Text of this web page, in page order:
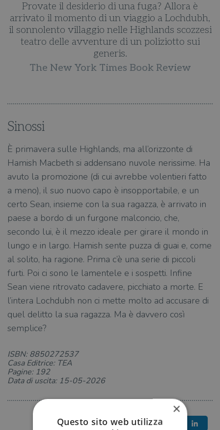
Provate il desiderio di una fuga? Allora è
arrivato il momento di un viaggio a Lochdubh,
il sonnolento villaggio nelle Highlands scozzesi
teatro delle avventure di un poliziotto sui
generis.
The New York Times Book Review
Sinossi
È primavera sulle Highlands, ma all’orizzonte di
Hamish Macbeth si addensano nuvole nerissime. Ha
avuto la promozione (di cui avrebbe volentieri fatto
a meno), il suo nuovo capo è insopportabile, e un
certo Sean, insieme con la sua ragazza, è arrivato in
paese a bordo di un furgone malconcio, che,
secondo lui, è il mezzo ideale per girare il mondo in
lungo e in largo. Hamish sente puzza di guai e, come
al solito, ha ragione. Prima c’è una serie di piccoli
furti. Poi ci sono le lamentele e i sospetti. Infine
Sean viene ritrovato cadavere, picchiato a morte. E
l’intera Lochdubh non ci mette molto ad accusare di
quel delitto la sua ragazza. Ma è davvero così
semplice?
ISBN: 8850272537
Casa Editrice: TEA
Pagine: 192
Data di uscita: 15-05-2026
×
Questo sito web utilizza